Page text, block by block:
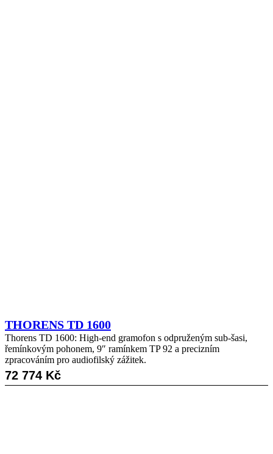
THORENS TD 1600
Thorens TD 1600: High-end gramofon s odpruženým sub-šasi,
řemínkovým pohonem, 9″ ramínkem TP 92 a precizním
zpracováním pro audiofilský zážitek.
72 774 Kč